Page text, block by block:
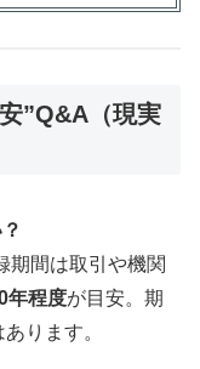
”Q&A（現実
期間は取引や機関
年程度が目安。期
ります。